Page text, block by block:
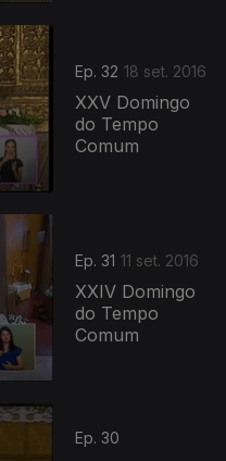
Ep. 32 18 set. 2016
XXV Domingo
do Tempo
Comum
Ep. 31 11 set. 2016
XXIV Domingo
do Tempo
Comum
Ep. 30